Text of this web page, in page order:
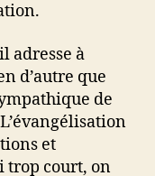
adresse à
d’autre que
de
et
trop court, on